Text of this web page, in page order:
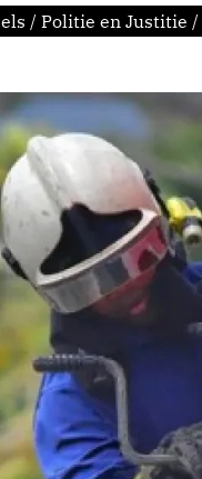
/ Politie en Justitie /